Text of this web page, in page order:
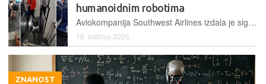
humanoidnim robotima
Aviokompanija Southwest Airlines izdala je sigurnosne upute prema kojima se na njihove letove ne smiju ukrcati humanoidni roboti, pozivajući se na propise o sigurnom prijevozu baterija
18. svibnja 2026.
ZNANOST